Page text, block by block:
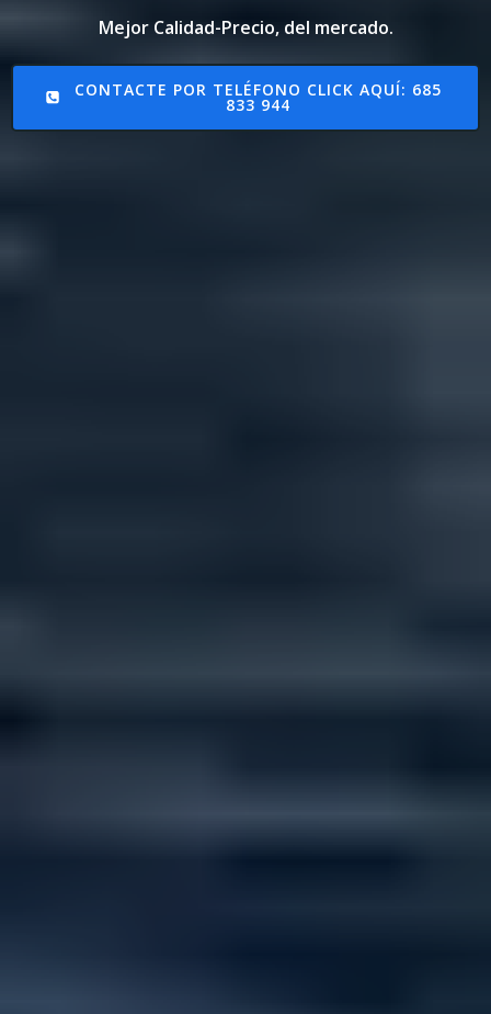
Mejor Calidad-Precio, del mercado.
CONTACTE POR TELÉFONO CLICK AQUÍ: 685
833 944